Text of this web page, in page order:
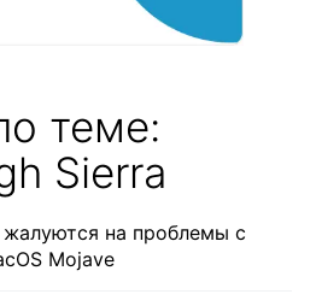
теме:
Sierra
жалуются на проблемы с
Mojave